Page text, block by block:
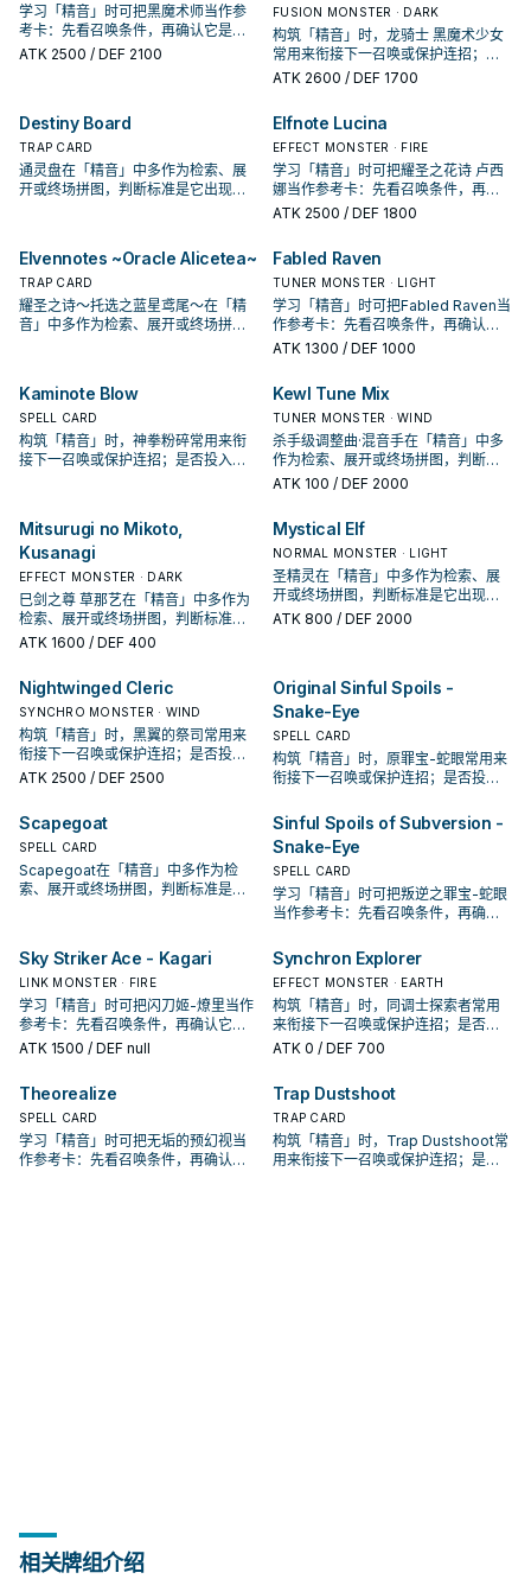
学习「精音」时可把黑魔术师当作参
考卡：先看召唤条件，再确认它是起
手、展开还是收益卡。
ATK 2500 / DEF 2100
FUSION MONSTER · DARK
构筑「精音」时，龙骑士 黑魔术少女
常用来衔接下一召唤或保护连招；是
否投入取决于你的手坑／解场配置。
ATK 2600 / DEF 1700
Destiny Board
TRAP CARD
通灵盘在「精音」中多作为检索、展
开或终场拼图，判断标准是它出现在
Elfnote Lucina
EFFECT MONSTER · FIRE
学习「精音」时可把耀圣之花诗 卢西
娜当作参考卡：先看召唤条件，再确
认它是起手、展开还是收益卡。
ATK 2500 / DEF 1800
Elvennotes ~Oracle Alicetea~
TRAP CARD
耀圣之诗～托选之蓝星鸢尾～在「精
音」中多作为检索、展开或终场拼
Fabled Raven
TUNER MONSTER · LIGHT
学习「精音」时可把Fabled Raven当
作参考卡：先看召唤条件，再确认它
是起手、展开还是收益卡。
ATK 1300 / DEF 1000
Kaminote Blow
SPELL CARD
构筑「精音」时，神拳粉碎常用来衔
接下一召唤或保护连招；是否投入取
Kewl Tune Mix
TUNER MONSTER · WIND
杀手级调整曲·混音手在「精音」中多
作为检索、展开或终场拼图，判断标
准是它出现在成功起手中的频率。
ATK 100 / DEF 2000
Mitsurugi no Mikoto,
Kusanagi
EFFECT MONSTER · DARK
巳剑之尊 草那艺在「精音」中多作为
检索、展开或终场拼图，判断标准是
它出现在成功起手中的频率。
ATK 1600 / DEF 400
Mystical Elf
NORMAL MONSTER · LIGHT
圣精灵在「精音」中多作为检索、展
开或终场拼图，判断标准是它出现在
成功起手中的频率。
ATK 800 / DEF 2000
Nightwinged Cleric
SYNCHRO MONSTER · WIND
构筑「精音」时，黑翼的祭司常用来
衔接下一召唤或保护连招；是否投入
取决于你的手坑／解场配置。
ATK 2500 / DEF 2500
Original Sinful Spoils -
Snake-Eye
SPELL CARD
构筑「精音」时，原罪宝-蛇眼常用来
衔接下一召唤或保护连招；是否投入
Scapegoat
SPELL CARD
Scapegoat在「精音」中多作为检
索、展开或终场拼图，判断标准是它
Sinful Spoils of Subversion -
Snake-Eye
SPELL CARD
学习「精音」时可把叛逆之罪宝-蛇眼
当作参考卡：先看召唤条件，再确认
Sky Striker Ace - Kagari
LINK MONSTER · FIRE
学习「精音」时可把闪刀姬-燎里当作
参考卡：先看召唤条件，再确认它是
起手、展开还是收益卡。
ATK 1500 / DEF null
Synchron Explorer
EFFECT MONSTER · EARTH
构筑「精音」时，同调士探索者常用
来衔接下一召唤或保护连招；是否投
入取决于你的手坑／解场配置。
ATK 0 / DEF 700
Theorealize
SPELL CARD
学习「精音」时可把无垢的预幻视当
作参考卡：先看召唤条件，再确认它
Trap Dustshoot
TRAP CARD
构筑「精音」时，Trap Dustshoot常
用来衔接下一召唤或保护连招；是否
相关牌组介绍